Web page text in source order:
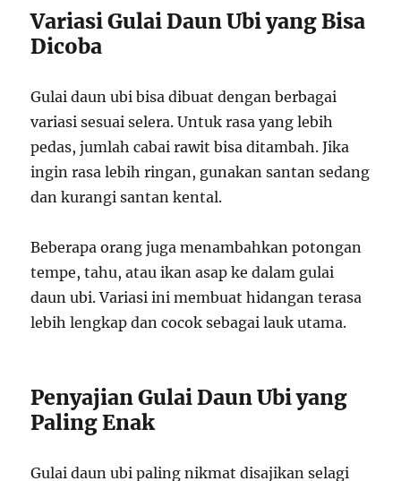
Variasi Gulai Daun Ubi yang Bisa
Dicoba
Gulai daun ubi bisa dibuat dengan berbagai
variasi sesuai selera. Untuk rasa yang lebih
pedas, jumlah cabai rawit bisa ditambah. Jika
ingin rasa lebih ringan, gunakan santan sedang
dan kurangi santan kental.
Beberapa orang juga menambahkan potongan
tempe, tahu, atau ikan asap ke dalam gulai
daun ubi. Variasi ini membuat hidangan terasa
lebih lengkap dan cocok sebagai lauk utama.
Penyajian Gulai Daun Ubi yang
Paling Enak
Gulai daun ubi paling nikmat disajikan selagi